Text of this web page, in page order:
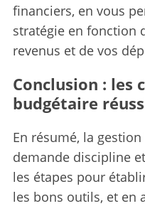
financiers, en vous
stratégie en fonction
revenus et de vos
Conclusion : les
budgétaire
En résumé, la
demande discipline
les étapes pour
les bons outils, et en